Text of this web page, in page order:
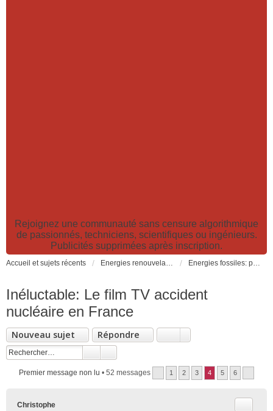
Rejoignez une communauté sans censure algorithmique
de passionnés, techniciens, scientifiques ou ingénieurs.
Publicités supprimées après inscription.
Accueil et sujets récents Energies renouvelables et fossiles, énergie solaire, biocarburants et changement climatique Energies fossiles: pétrole, gaz, charbon et électricité nucléaire (fission et fusion)
Inéluctable: Le film TV accident
nucléaire en France
Nouveau sujet Répondre
Premier message non lu • 52 messages 1 2 3 4 5 6
Christophe